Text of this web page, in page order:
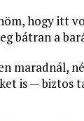
hogy itt
bátran a
maradnál,
is — biztos